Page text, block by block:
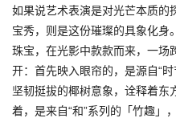
如果说艺术表演是对光芒本质的
宝秀，则是这份璀璨的具象化身
珠宝，在光影中款款而来，一场
开：首先映入眼帘的，是源自“
坚韧挺拔的椰树意象，诠释着东
着，是来自“和”系列的「竹趣」